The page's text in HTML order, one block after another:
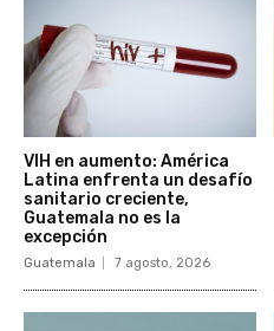
VIH en aumento: América
Latina enfrenta un desafío
sanitario creciente,
Guatemala no es la
excepción
Guatemala 7 agosto, 2026